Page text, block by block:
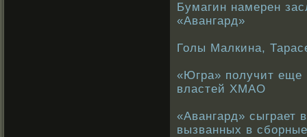
Бумагин намерен
«Авангард»
Голы Малкина,
«Югра» получит еще
властей ХМАО
«Авангард» сыграет
вызванных в сборные